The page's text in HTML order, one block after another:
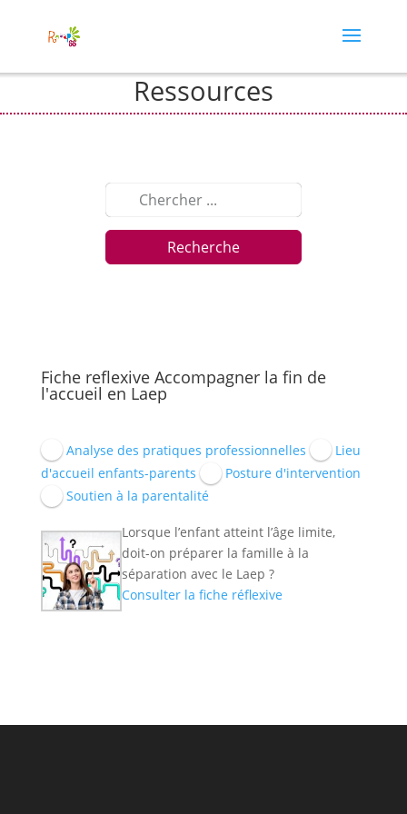
Ressources
Recherche
Fiche reflexive Accompagner la fin de
l'accueil en Laep
Analyse des pratiques professionnelles
Lieu
d'accueil enfants-parents
Posture d'intervention
Soutien à la parentalité
Lorsque l’enfant atteint l’âge limite,
doit-on préparer la famille à la
séparation avec le Laep ?
Consulter la fiche réflexive